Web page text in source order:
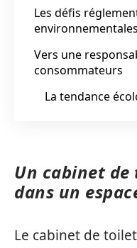
Les défis
environnementales
Vers une
consommateurs
La tendance
Un cabinet
dans un
Le cabinet de